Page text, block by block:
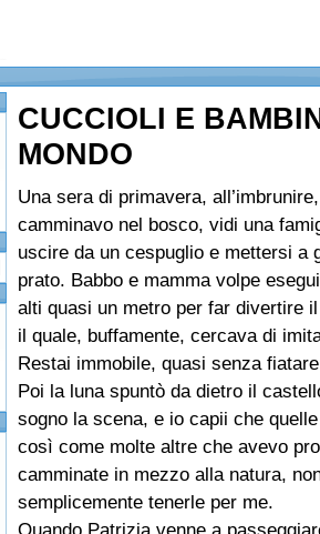
CUCCIOLI E
MONDO
Una sera di primavera,
camminavo nel bosco, vidi una
uscire da un cespuglio e mettersi a
prato. Babbo e mamma volpe
alti quasi un metro per far divertire
il quale, buffamente, cercava di
Restai immobile, quasi senza
Poi la luna spuntò da dietro il
sogno la scena, e io capii che
così come molte altre che avevo
camminate in mezzo alla natura,
semplicemente tenerle per me.